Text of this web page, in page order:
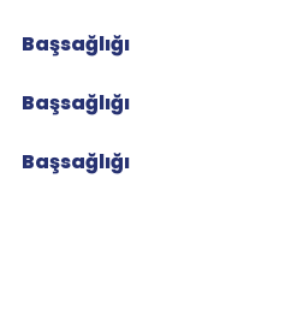
Başsağlığı
Başsağlığı
Başsağlığı